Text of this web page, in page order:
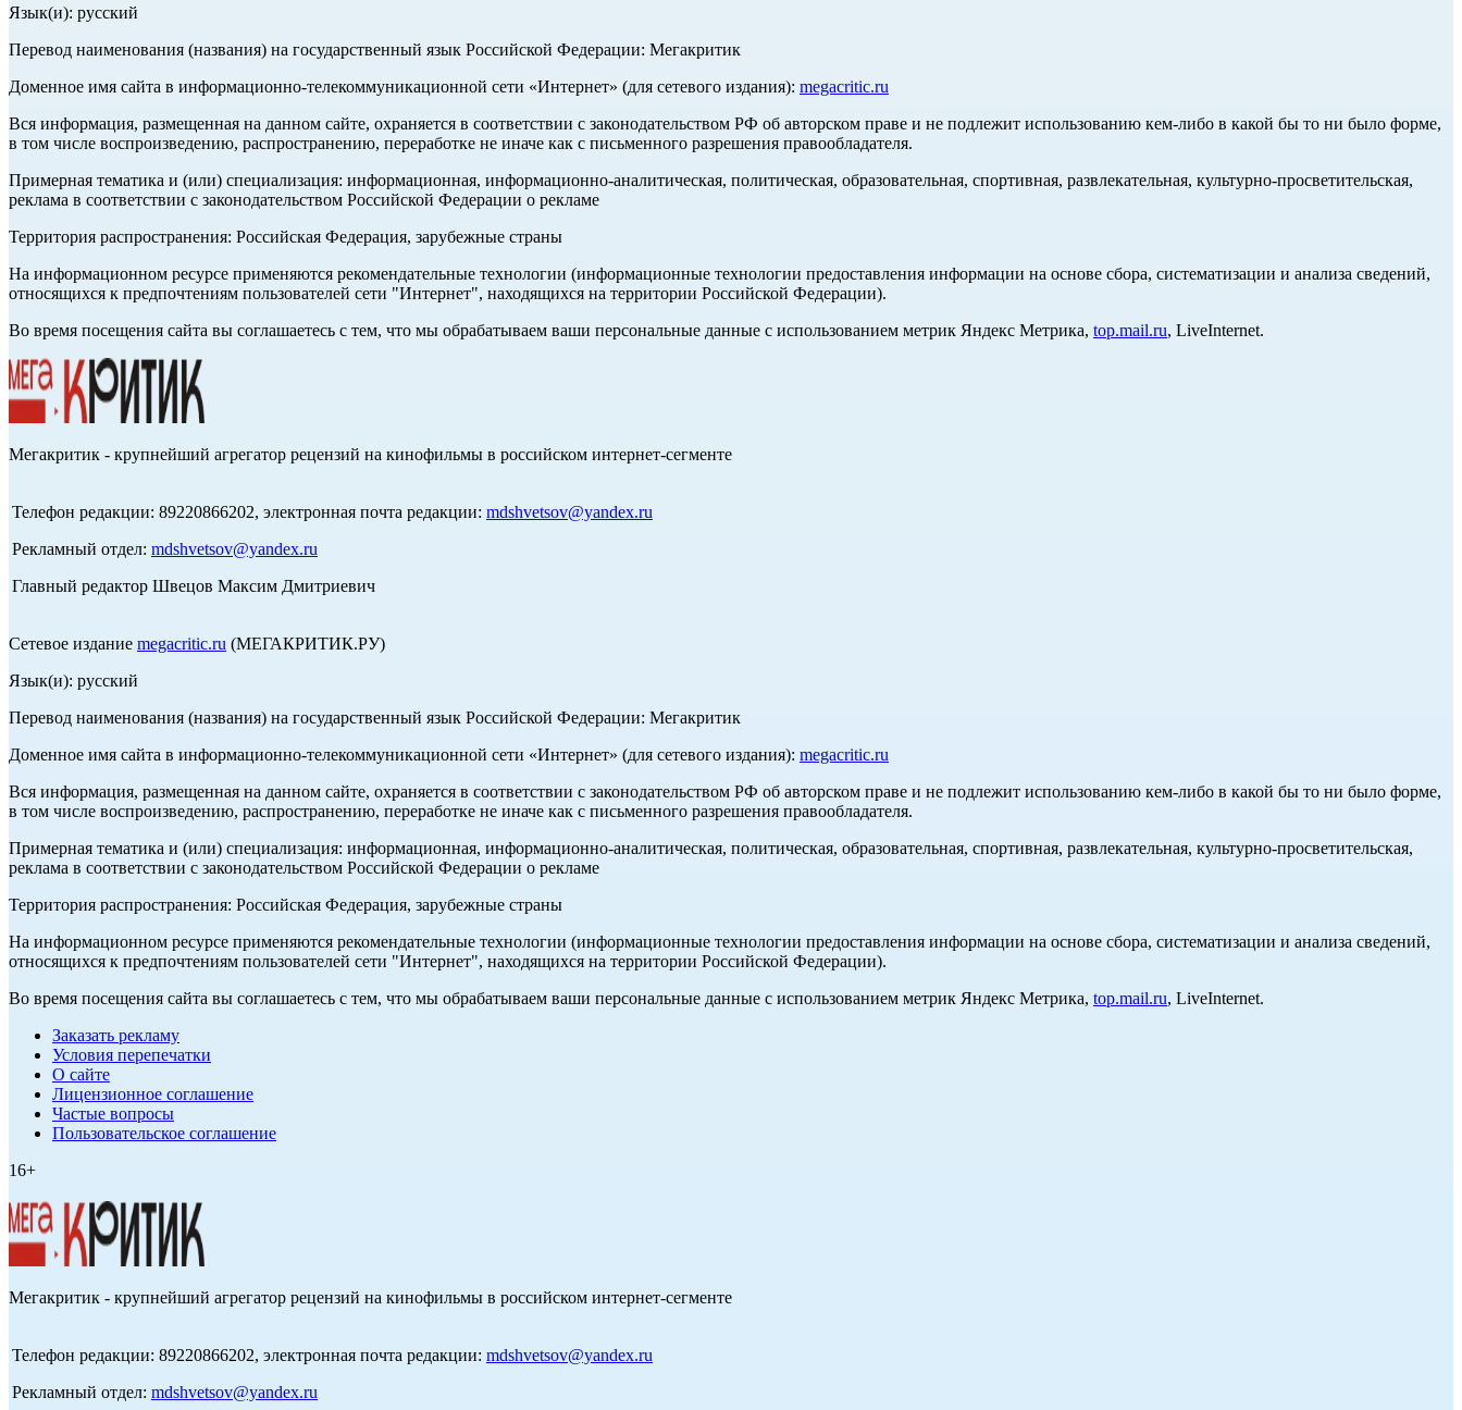
Язык(и): русский
Перевод наименования (названия) на государственный язык Российской Федерации: Мегакритик
Доменное имя сайта в информационно-телекоммуникационной сети «Интернет» (для сетевого издания): megacritic.ru
Вся информация, размещенная на данном сайте, охраняется в соответствии с законодательством РФ об авторском праве и не подлежит использованию кем-либо в какой бы то ни было форме,
в том числе воспроизведению, распространению, переработке не иначе как с письменного разрешения правообладателя.
Примерная тематика и (или) специализация: информационная, информационно-аналитическая, политическая, образовательная, спортивная, развлекательная, культурно-просветительская,
реклама в соответствии с законодательством Российской Федерации о рекламе
Территория распространения: Российская Федерация, зарубежные страны
На информационном ресурсе применяются рекомендательные технологии (информационные технологии предоставления информации на основе сбора, систематизации и анализа сведений,
относящихся к предпочтениям пользователей сети "Интернет", находящихся на территории Российской Федерации).
Во время посещения сайта вы соглашаетесь с тем, что мы обрабатываем ваши персональные данные с использованием метрик Яндекс Метрика, top.mail.ru, LiveInternet.
Мегакритик - крупнейший агрегатор рецензий на кинофильмы в российском интернет-сегменте
Телефон редакции: 89220866202, электронная почта редакции: mdshvetsov@yandex.ru
Рекламный отдел: mdshvetsov@yandex.ru
Главный редактор Швецов Максим Дмитриевич
Сетевое издание megacritic.ru (МЕГАКРИТИК.РУ)
Язык(и): русский
Перевод наименования (названия) на государственный язык Российской Федерации: Мегакритик
Доменное имя сайта в информационно-телекоммуникационной сети «Интернет» (для сетевого издания): megacritic.ru
Вся информация, размещенная на данном сайте, охраняется в соответствии с законодательством РФ об авторском праве и не подлежит использованию кем-либо в какой бы то ни было форме,
в том числе воспроизведению, распространению, переработке не иначе как с письменного разрешения правообладателя.
Примерная тематика и (или) специализация: информационная, информационно-аналитическая, политическая, образовательная, спортивная, развлекательная, культурно-просветительская,
реклама в соответствии с законодательством Российской Федерации о рекламе
Территория распространения: Российская Федерация, зарубежные страны
На информационном ресурсе применяются рекомендательные технологии (информационные технологии предоставления информации на основе сбора, систематизации и анализа сведений,
относящихся к предпочтениям пользователей сети "Интернет", находящихся на территории Российской Федерации).
Во время посещения сайта вы соглашаетесь с тем, что мы обрабатываем ваши персональные данные с использованием метрик Яндекс Метрика, top.mail.ru, LiveInternet.
Заказать рекламу
Условия перепечатки
О сайте
Лицензионное соглашение
Частые вопросы
Пользовательское соглашение
16+
Мегакритик - крупнейший агрегатор рецензий на кинофильмы в российском интернет-сегменте
Телефон редакции: 89220866202, электронная почта редакции: mdshvetsov@yandex.ru
Рекламный отдел: mdshvetsov@yandex.ru